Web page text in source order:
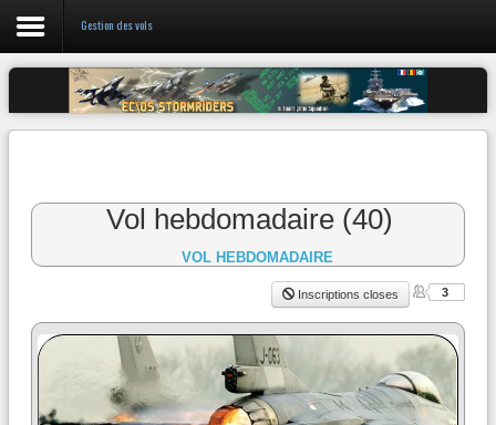
Login
Gestion des vols
Vol hebdomadaire (40)
VOL HEBDOMADAIRE
Inscriptions closes 3